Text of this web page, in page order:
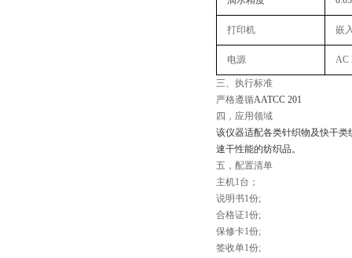
打印机 嵌
电源 AC
三、 执行标准‌
严格遵循AATCC 201
四， 应用领域
该仪器适配各类针织物及快干
速干性能的纺织品。
五，配置清单
主机1台；
说明书1份;
合格证1份;
保修卡1份;
签收单1份;